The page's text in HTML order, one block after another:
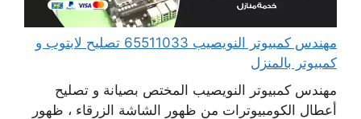
مهندس كمبيوتر النويصيب 65511033 تصليح لابتوب و
كمبيوتر بالمنزل
مهندس كمبيوتر النويصيب المختص بصيانة و تصليح
أعطال الكومبيوترات من ظهور الشاشة الزرقاء ، ظهور